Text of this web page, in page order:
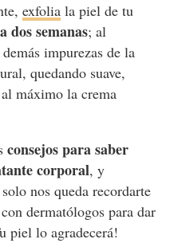
exfoliala piel de tu
dos semanas; al
impurezas de la
quedando suave,
máximo la crema
consejos para saber
corporal, y
nos queda recordarte
dermatólogos para dar
piel lo agradecerá!